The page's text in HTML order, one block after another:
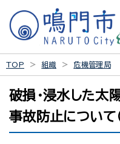
TOP 組織 危機管理局
破損・浸水した太
事故防止について